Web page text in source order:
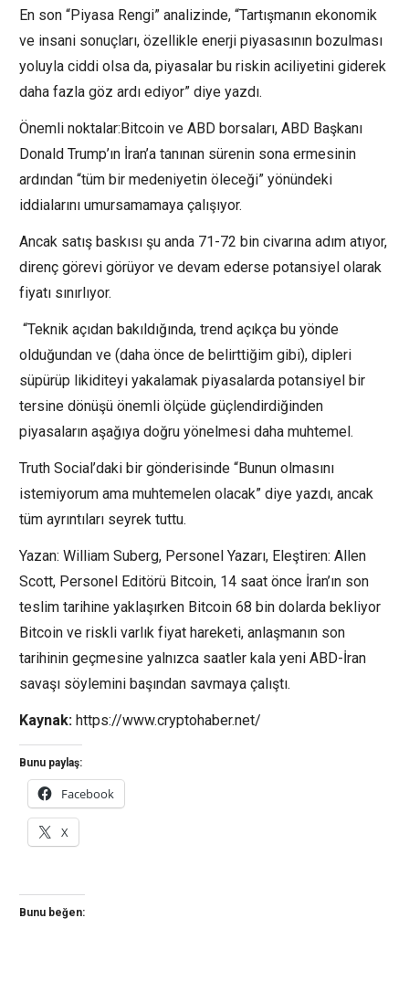
En son “Piyasa Rengi” analizinde, “Tartışmanın ekonomik
ve insani sonuçları, özellikle enerji piyasasının bozulması
yoluyla ciddi olsa da, piyasalar bu riskin aciliyetini giderek
daha fazla göz ardı ediyor” diye yazdı.
Önemli noktalar:Bitcoin ve ABD borsaları, ABD Başkanı
Donald Trump’ın İran’a tanınan sürenin sona ermesinin
ardından “tüm bir medeniyetin öleceği” yönündeki
iddialarını umursamamaya çalışıyor.
Ancak satış baskısı şu anda 71-72 bin civarına adım atıyor,
direnç görevi görüyor ve devam ederse potansiyel olarak
fiyatı sınırlıyor.
“Teknik açıdan bakıldığında, trend açıkça bu yönde
olduğundan ve (daha önce de belirttiğim gibi), dipleri
süpürüp likiditeyi yakalamak piyasalarda potansiyel bir
tersine dönüşü önemli ölçüde güçlendirdiğinden
piyasaların aşağıya doğru yönelmesi daha muhtemel.
Truth Social’daki bir gönderisinde “Bunun olmasını
istemiyorum ama muhtemelen olacak” diye yazdı, ancak
tüm ayrıntıları seyrek tuttu.
Yazan: William Suberg, Personel Yazarı, Eleştiren: Allen
Scott, Personel Editörü Bitcoin, 14 saat önce İran’ın son
teslim tarihine yaklaşırken Bitcoin 68 bin dolarda bekliyor
Bitcoin ve riskli varlık fiyat hareketi, anlaşmanın son
tarihinin geçmesine yalnızca saatler kala yeni ABD-İran
savaşı söylemini başından savmaya çalıştı.
Kaynak: https://www.cryptohaber.net/
Bunu paylaş:
Facebook
X
Bunu beğen: